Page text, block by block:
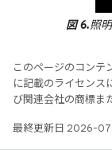
図 6.照
このページのコンテ
に記載のライセンス
び関連会社の商標ま
最終更新日 2026-07-